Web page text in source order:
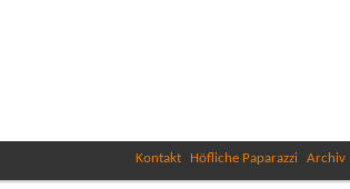
Kontakt Höfliche Paparazzi Archiv